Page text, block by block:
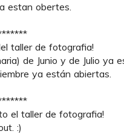
estan obertes.
taller de fotografia!
de Junio y de Julio ya
ya están abiertas.
el taller de fotografia!
:)